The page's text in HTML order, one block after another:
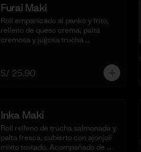
Furai Maki
Roll empanizado al panko y frito,
relleno de queso crema, palta
cremosa y jugosa trucha
S/ 25.90
Inka Maki
Roll relleno de trucha salmonada y
palta fresca, cubierto con ajonjolí
mixto tostado. Acompañado de